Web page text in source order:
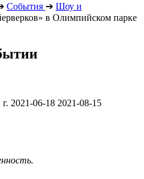
События ➔ Шоу и
в Олимпийском парке
2021-06-18 2021-08-15